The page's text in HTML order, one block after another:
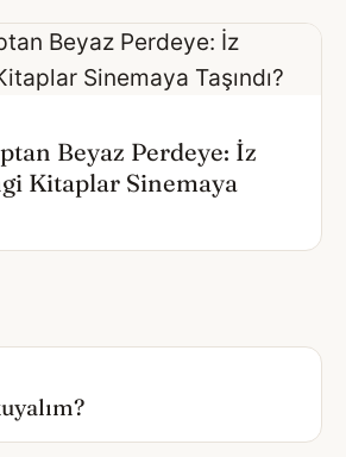
Beyaz Perdeye: İz
Kitaplar Sinemaya